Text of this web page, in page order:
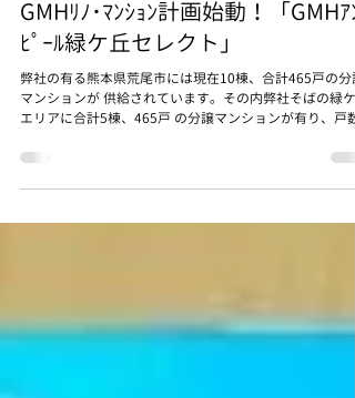
2021年1月10日 読了時間: 2分
GMHﾘﾉ･ﾏﾝｼｮﾝ計画始動！「GMHｱﾝ
ﾋﾟｰﾙ緑ケ丘セレクト」
弊社の有る熊本県荒尾市には現在10棟、合計465戸の分譲
エリアに合計5棟、465戸 の分譲マンションが有り、戸数